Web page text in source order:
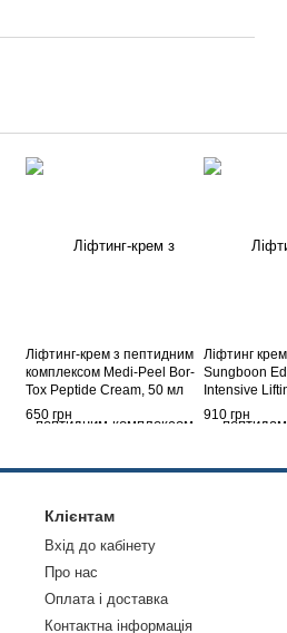
Ліфтинг-крем з пептидним
комплексом Medi-Peel Bor-
Tox Peptide Cream, 50 мл
650 грн
Ліфтинг
Sungboon
Intensive
910 грн
Клієнтам
Вхід до кабінету
Про нас
Оплата і доставка
Контактна інформація